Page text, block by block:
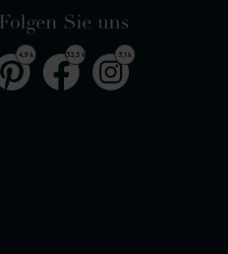
Folgen Sie uns
4,9 k 32,5 k 3,1 k